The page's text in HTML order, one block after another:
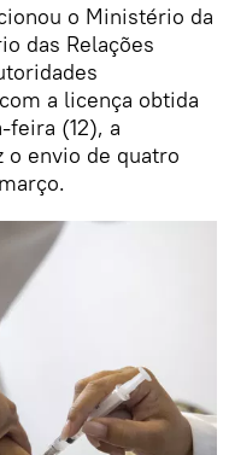
o Ministério da
das Relações
a licença obtida
feira (12), a
o envio de quatro